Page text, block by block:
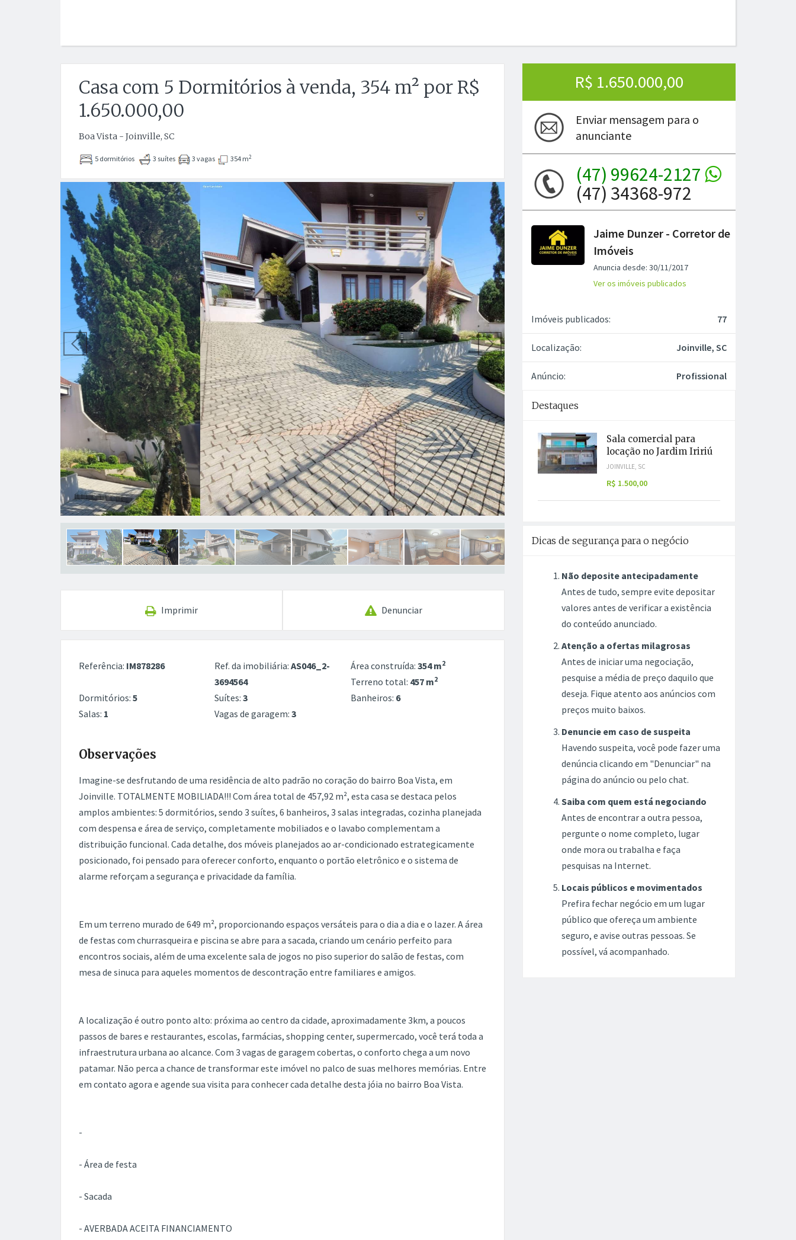
Casa com 5 Dormitórios à venda, 354 m² por R$
1.650.000,00
Boa Vista - Joinville, SC
5 dormitórios 3 suítes 3 vagas 354 m2
Anterior Próxima
Imprimir Denunciar
Referência: IM878286 Ref. da imobiliária:AS046_2-
3694564
Área construída: 354 m2
Terreno total: 457 m2
Dormitórios: 5 Suítes:3 Banheiros: 6
Salas: 1 Vagas de garagem:3
Observações
Imagine-se desfrutando de uma residência de alto padrão no coração do bairro Boa Vista, em
Joinville. TOTALMENTE MOBILIADA!!! Com área total de 457,92 m², esta casa se destaca pelos
amplos ambientes: 5 dormitórios, sendo 3 suítes, 6 banheiros, 3 salas integradas, cozinha planejada
com despensa e área de serviço, completamente mobiliados e o lavabo complementam a
distribuição funcional. Cada detalhe, dos móveis planejados ao ar-condicionado estrategicamente
posicionado, foi pensado para oferecer conforto, enquanto o portão eletrônico e o sistema de
alarme reforçam a segurança e privacidade da família.
Em um terreno murado de 649 m², proporcionando espaços versáteis para o dia a dia e o lazer. A área
de festas com churrasqueira e piscina se abre para a sacada, criando um cenário perfeito para
encontros sociais, além de uma excelente sala de jogos no piso superior do salão de festas, com
mesa de sinuca para aqueles momentos de descontração entre familiares e amigos.
A localização é outro ponto alto: próxima ao centro da cidade, aproximadamente 3km, a poucos
passos de bares e restaurantes, escolas, farmácias, shopping center, supermercado, você terá toda a
infraestrutura urbana ao alcance. Com 3 vagas de garagem cobertas, o conforto chega a um novo
patamar. Não perca a chance de transformar este imóvel no palco de suas melhores memórias. Entre
em contato agora e agende sua visita para conhecer cada detalhe desta jóia no bairro Boa Vista.
-
- Área de festa
- Sacada
- AVERBADA ACEITA FINANCIAMENTO
R$ 1.650.000,00
Enviar mensagem para o
anunciante
(47) 99624-2127
(47) 34368-972
Jaime Dunzer - Corretor de
Imóveis
Anuncia desde: 30/11/2017
Ver os imóveis publicados
Imóveis publicados: 77
Localização: Joinville, SC
Anúncio: Profissional
Destaques
Sala comercial para
locação no Jardim Iririú
JOINVILLE, SC
R$ 1.500,00
Dicas de segurança para o negócio
Não deposite antecipadamente
Antes de tudo, sempre evite depositar
valores antes de verificar a existência
do conteúdo anunciado.
Atenção a ofertas milagrosas
Antes de iniciar uma negociação,
pesquise a média de preço daquilo que
deseja. Fique atento aos anúncios com
preços muito baixos.
Denuncie em caso de suspeita
Havendo suspeita, você pode fazer uma
denúncia clicando em "Denunciar" na
página do anúncio ou pelo chat.
Saiba com quem está negociando
Antes de encontrar a outra pessoa,
pergunte o nome completo, lugar
onde mora ou trabalha e faça
pesquisas na Internet.
Locais públicos e movimentados
Prefira fechar negócio em um lugar
público que ofereça um ambiente
seguro, e avise outras pessoas. Se
possível, vá acompanhado.